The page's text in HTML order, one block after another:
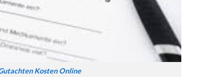
Kosten Online